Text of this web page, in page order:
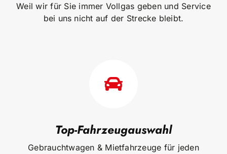
Weil wir für Sie immer Vollgas geben und Service
bei uns nicht auf der Strecke bleibt.
Top-Fahrzeugauswahl
Gebrauchtwagen & Mietfahrzeuge für jeden